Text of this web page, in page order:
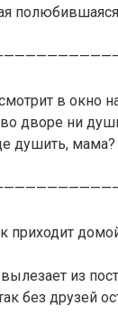
в окно
дворе ни
душить, мама?
приходит
из
без друзей